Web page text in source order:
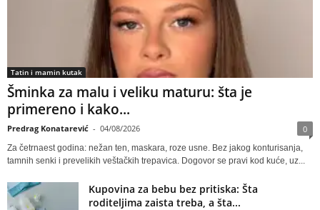
Tatin i mamin kutak
Šminka za malu i veliku maturu: šta je
primereno i kako...
Predrag Konatarević - 04/08/2026 0
Za četrnaest godina: nežan ten, maskara, roze usne. Bez jakog konturisanja,
tamnih senki i prevelikih veštačkih trepavica. Dogovor se pravi kod kuće, uz...
Kupovina za bebu bez pritiska: Šta
roditeljima zaista treba, a šta...